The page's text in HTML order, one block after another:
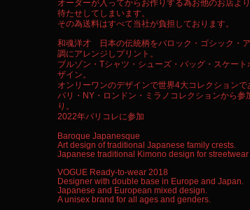
オーダーが入ってからお作りする為お他のお店よ
待たせしてしまいます。
その為送料はすべて当社が負担しております。
和魂洋才 日本の伝統柄をバロック・ゴシック・
調にアレンジしプリント。
ブルゾン・Tシャツ・シューズ・バッグ・スケート
ザイン。
オンリーワンのデザインで世界4大コレクションで
パリ・NY・ロンドン・ミラノコレクションから参
り。
2022年パリコレに参加
Baroque Japanesque
Art design of traditional Japanese family crests.
Japanese traditional Kimono design for streetwear
VOGUE Ready-to-wear 2018
Designer with double base in Europe and Japan.
Japanese and European mixed design.
A unisex brand for all ages and genders.